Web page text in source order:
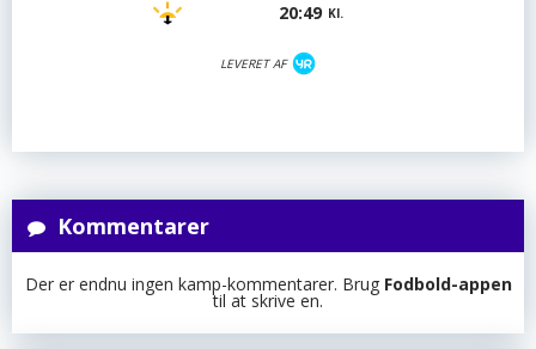
20:49 Kl.
LEVERET AF
Kommentarer
Der er endnu ingen kamp-kommentarer. Brug Fodbold-appen
til at skrive en.